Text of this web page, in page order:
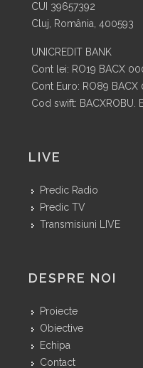
CUI 39657392
Cluj, România, 400593
UNICREDIT BANK
Cont lei: RO19 BACX
Cont Euro: RO89
Cod swift: BACXROBU.
LIVE
Predic Radio
Predic TV
Transmisiuni LIVE
DESPRE NOI
Proiecte
Obiective
Echipa
Contact